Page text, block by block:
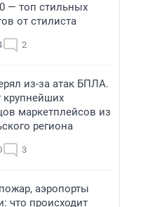
— топ стильных
от стилиста
2
из-за атак БПЛА.
крупнейших
маркетплейсов из
региона
3
аэропорты
что происходит